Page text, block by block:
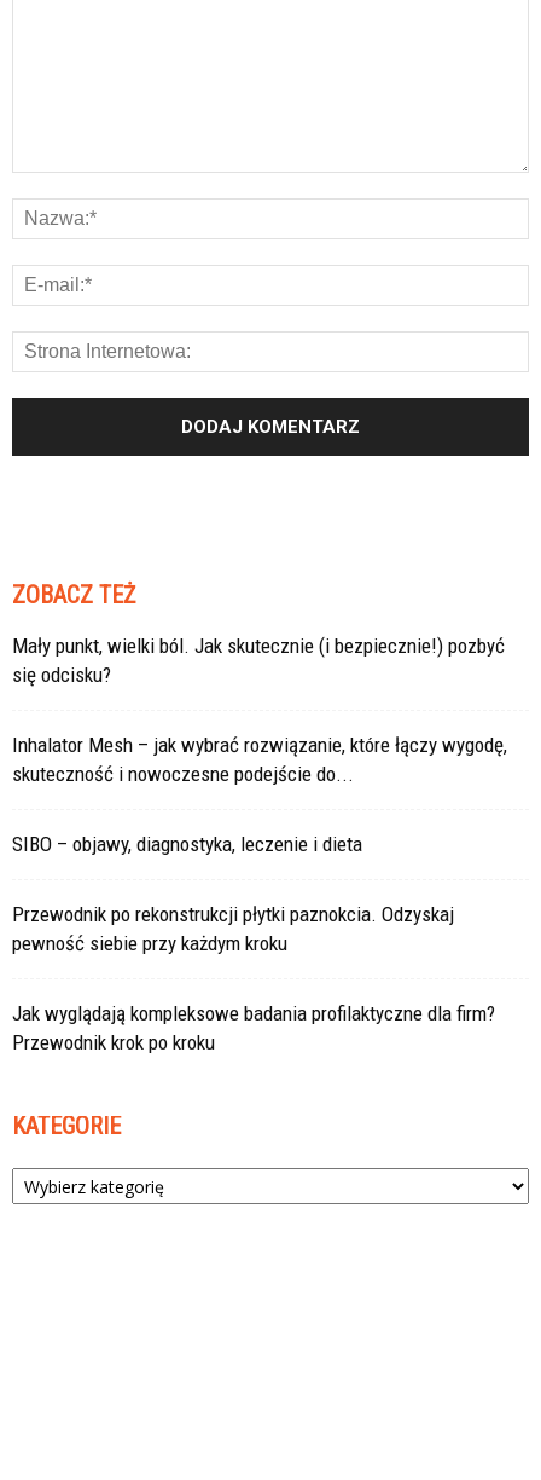
ZOBACZ TEŻ
Mały punkt, wielki ból. Jak skutecznie (i bezpiecznie!) pozbyć
się odcisku?
Inhalator Mesh – jak wybrać rozwiązanie, które łączy wygodę,
skuteczność i nowoczesne podejście do...
SIBO – objawy, diagnostyka, leczenie i dieta
Przewodnik po rekonstrukcji płytki paznokcia. Odzyskaj
pewność siebie przy każdym kroku
Jak wyglądają kompleksowe badania profilaktyczne dla firm?
Przewodnik krok po kroku
KATEGORIE
Kategorie